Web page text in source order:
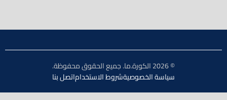
سياسة الخصوصيةشروط الاستخداماتصل بنا